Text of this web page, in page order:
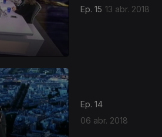
Ep. 15 13 abr. 2018
Ep. 14
06 abr. 2018